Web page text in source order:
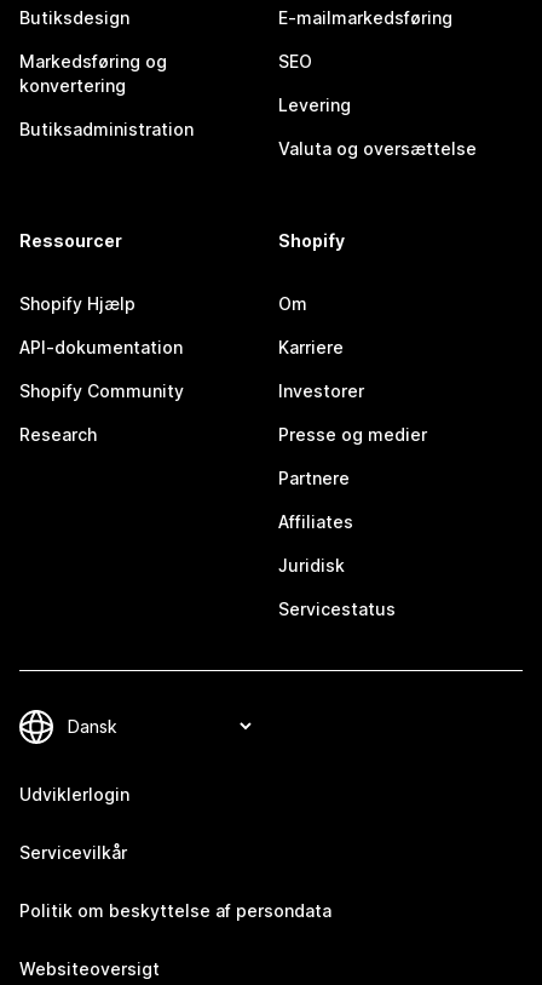
Butiksdesign
Markedsføring og
konvertering
Butiksadministration
E-mailmarkedsføring
SEO
Levering
Valuta og oversættelse
Ressourcer
Shopify Hjælp
API-dokumentation
Shopify Community
Research
Shopify
Om
Karriere
Investorer
Presse og medier
Partnere
Affiliates
Juridisk
Servicestatus
Udviklerlogin
Servicevilkår
Politik om beskyttelse af persondata
Websiteoversigt